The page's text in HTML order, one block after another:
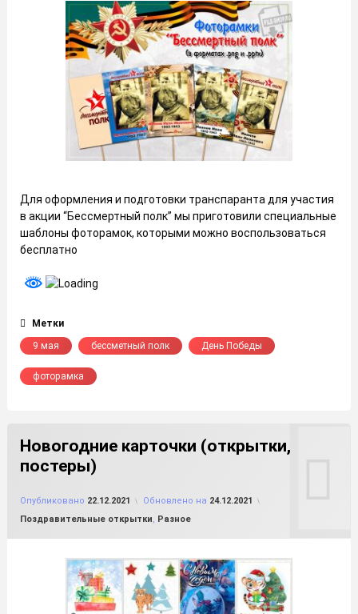
Для оформления и подготовки транспаранта для участия
в акции “Бессмертный полк” мы приготовили специальные
шаблоны фоторамок, которыми можно воспользоваться
бесплатно
Метки
9 мая
бессметный полк День Победы
фоторамка
Новогодние карточки (открытки,
постеры)
Опубликовано 22.12.2021 Обновлено на 24.12.2021
Рубрики:
Поздравительные открытки, Разное